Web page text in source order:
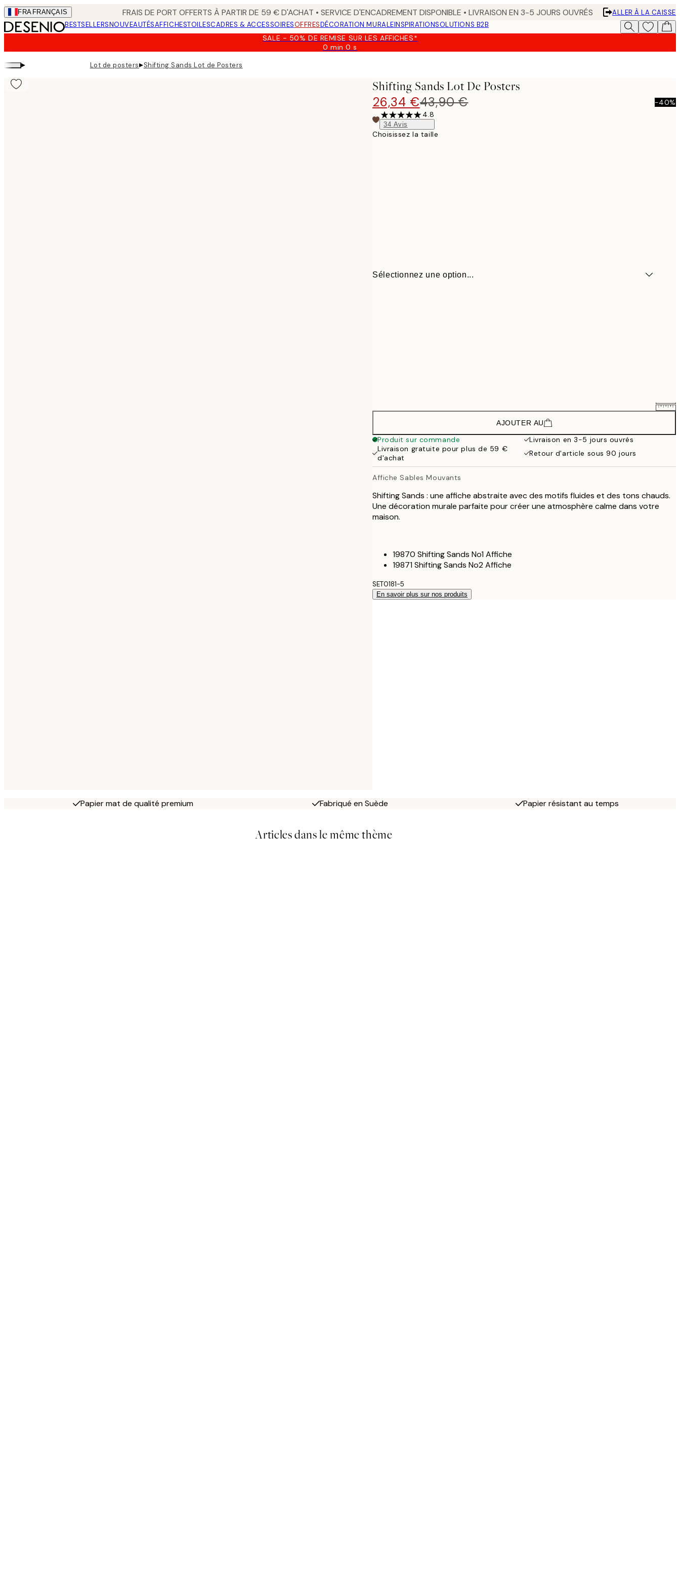
Skip
to
main
FRA FRANÇAIS FRAIS DE PORT OFFERTS À PARTIR DE 59 € D'ACHAT • SERVICE D'ENCADREMENT DISPONIBLE • LIVRAISON EN 3-5 JOURS OUVRÉS
ALLER À LA CAISSE
BESTSELLERSNOUVEAUTÉSAFFICHESTOILESCADRES & ACCESSOIRESOFFRESDÉCORATION MURALEINSPIRATIONSOLUTIONS B2B
SALE - 50% DE REMISE SUR LES AFFICHES*
0 min0 s
Valable
▸ Lot de posters▸Shifting Sands Lot de Posters
Shifting Sands Lot De Posters
26,34 €43,90 €
-40%
4.8
34 Avis
Choisissez la taille
Sélectionnez une option...
43,90 €
50x70 cm
70x100 cm
100x150 cm 142,80 €
238 €
AJOUTER AU
Produit sur commande
Livraison en 3-5 jours ouvrés
Livraison gratuite pour plus de 59 €
d'achat
Retour d'article sous 90 jours
Affiche Sables Mouvants
Shifting Sands : une affiche abstraite avec des motifs fluides et des tons chauds.
Une décoration murale parfaite pour créer une atmosphère calme dans votre
maison.
19870 Shifting Sands No1 Affiche
19871 Shifting Sands No2 Affiche
SET0181-5
En savoir plus sur nos produits
Papier mat de qualité premium Fabriqué en Suède Papier résistant au temps
Articles dans le même thème